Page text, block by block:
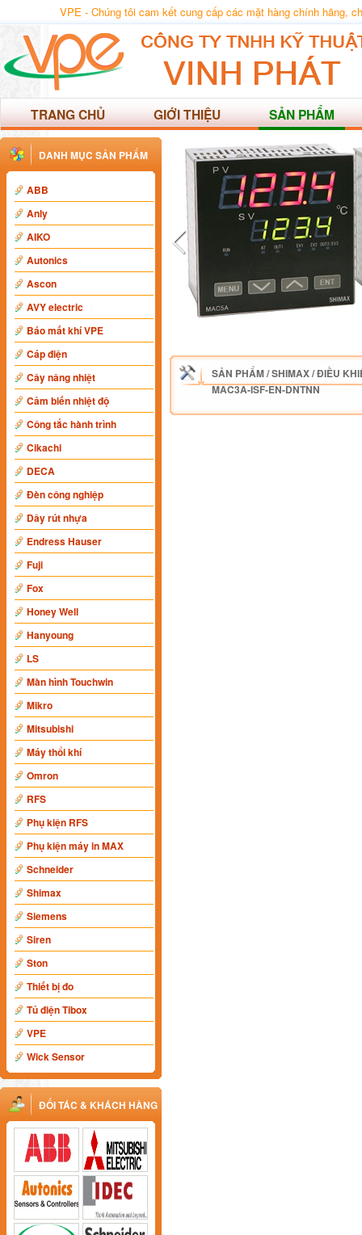
VPE - Chúng tôi cam kết cung cấp các mặt hàng chính hãng,
TRANG CHỦ GIỚI THIỆU SẢN PHẨM
DANH MỤC SẢN PHẨM
ABB
Anly
AIKO
Autonics
Ascon
AVY electric
Báo mất khí VPE
Cáp điện
Cây nâng nhiệt
Cảm biến nhiệt độ
Công tắc hành trình
Cikachi
DECA
Đèn công nghiệp
Dây rút nhựa
Endress Hauser
Fuji
Fox
Honey Well
Hanyoung
LS
Màn hình Touchwin
Mikro
Mitsubishi
Máy thổi khí
Omron
RFS
Phụ kiện RFS
Phụ kiện máy in MAX
Schneider
Shimax
Siemens
Siren
Ston
Thiết bị đo
Tủ điện Tibox
VPE
Wick Sensor
ĐỐI TÁC & KHÁCH HÀNG
SẢN PHẨM/SHIMAX/ĐIỀU
MAC3A-ISF-EN-DNTNN